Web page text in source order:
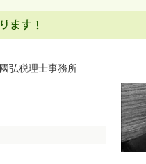
弘税理士事務所